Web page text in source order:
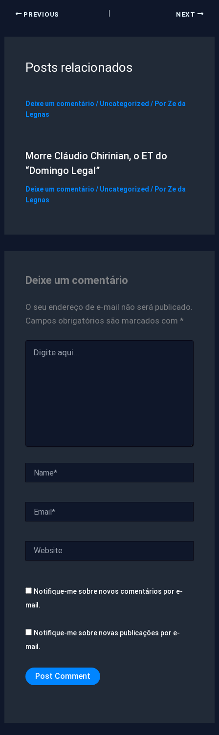
PREVIOUS NEXT
Posts relacionados
Deixe um comentário / Uncategorized / Por Ze da
Legnas
Morre Cláudio Chirinian, o ET do
“Domingo Legal”
Deixe um comentário / Uncategorized / Por Ze da
Legnas
Deixe um comentário
O seu endereço de e-mail não será publicado.
Campos obrigatórios são marcados com *
aqui...
Notifique-me sobre novos comentários por e-
mail.
Notifique-me sobre novas publicações por e-
mail.